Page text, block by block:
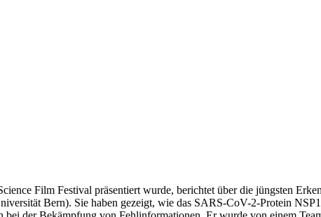
Film Festival präsentiert wurde, berichtet über die jüngsten
Bern). Sie haben gezeigt, wie das SARS-CoV-2-Protein